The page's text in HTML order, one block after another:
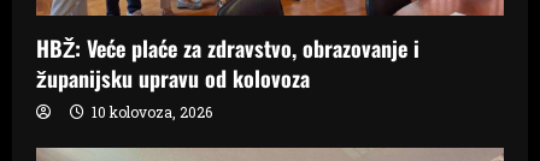
HBŽ: Veće plaće za zdravstvo, obrazovanje i
županijsku upravu od kolovoza
10 kolovoza, 2026